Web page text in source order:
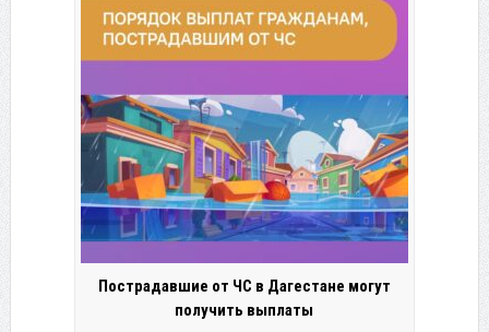
Пострадавшие от ЧС в Дагестане могут
получить выплаты